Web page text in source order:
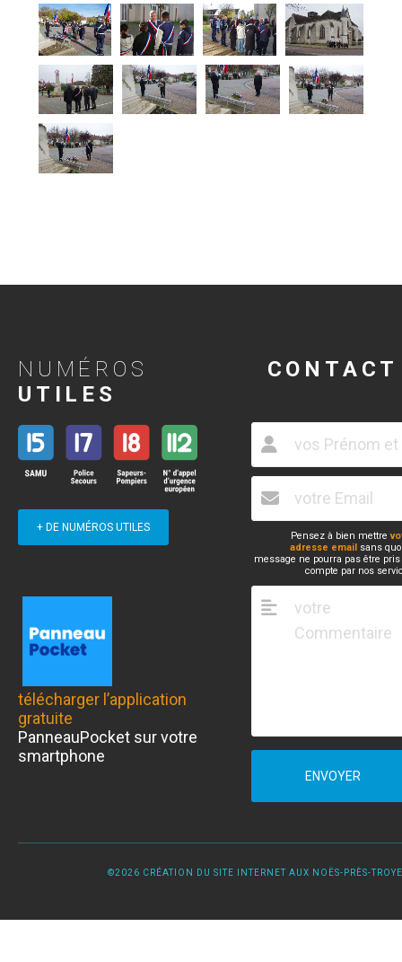
NUMÉROS
UTILES
+ DE NUMÉROS UTILES
télécharger l’application
gratuite
PanneauPocket sur votre
smartphone
CONTACT
Pensez à bien mettre
adresse email sans
message ne pourra pas être
compte par nos
ENVOYER
©2026 CRÉATION DU SITE INTERNET AUX NOËS-PRÈS-